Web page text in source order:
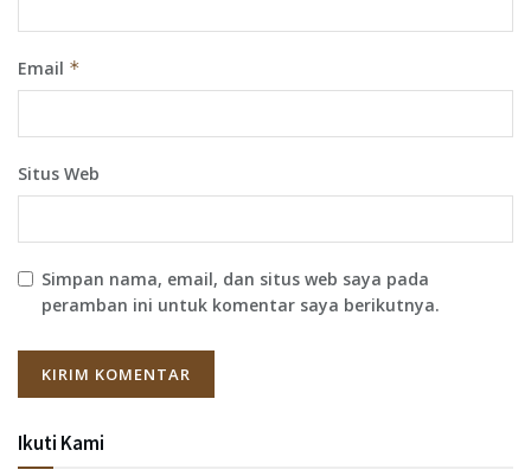
Email *
Situs Web
Simpan nama, email, dan situs web saya pada
peramban ini untuk komentar saya berikutnya.
Ikuti Kami